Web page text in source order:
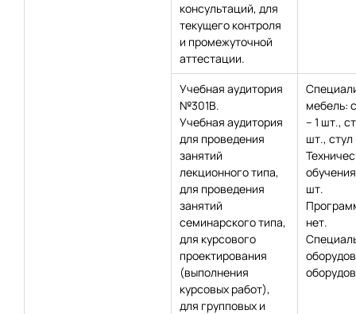
консультаций, для
текущего контроля
и промежуточной
аттестации.
Учебная аудитория
№301В.
Учебная аудитория
для проведения
занятий
лекционного типа,
для проведения
занятий
семинарского типа,
для курсового
проектирования
(выполнения
курсовых работ),
для групповых и
мебель:
– 1 шт.,
шт.,
шт.
нет.